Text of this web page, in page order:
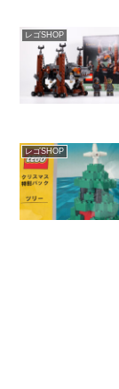
レゴSHOP
レゴSHOP